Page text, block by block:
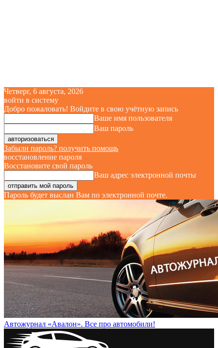
Четверг, 6 августа, 2026
войти в систему
Добро пожаловать! Войдите в свою учётную запись
Ваше имя пользователя
Ваш пароль
Забыли пароль? получить помощь
восстановление пароля
Восстановите свой пароль
Ваш адрес электронной почты
Пароль будет выслан Вам по электронной почте.
Автожурнал «Авалон». Все про автомобили!